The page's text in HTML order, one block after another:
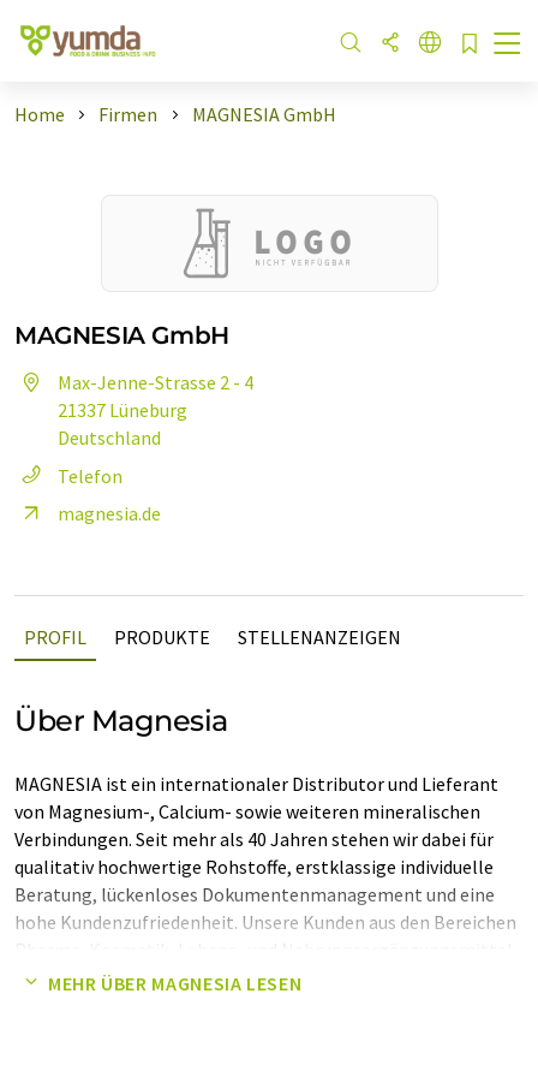
Home Firmen MAGNESIA GmbH
MAGNESIA GmbH
Max-Jenne-Strasse 2 - 4
21337 Lüneburg
Deutschland
Telefon
magnesia.de
PROFIL PRODUKTE STELLENANZEIGEN
Über Magnesia
MAGNESIA ist ein internationaler Distributor und Lieferant
von Magnesium-, Calcium- sowie weiteren mineralischen
Verbindungen. Seit mehr als 40 Jahren stehen wir dabei für
qualitativ hochwertige Rohstoffe, erstklassige individuelle
Beratung, lückenloses Dokumentenmanagement und eine
hohe Kundenzufriedenheit. Unsere Kunden aus den Bereichen
sowie den allgemeinen technischen Anwendungen beliefern
MEHR ÜBER MAGNESIA LESEN